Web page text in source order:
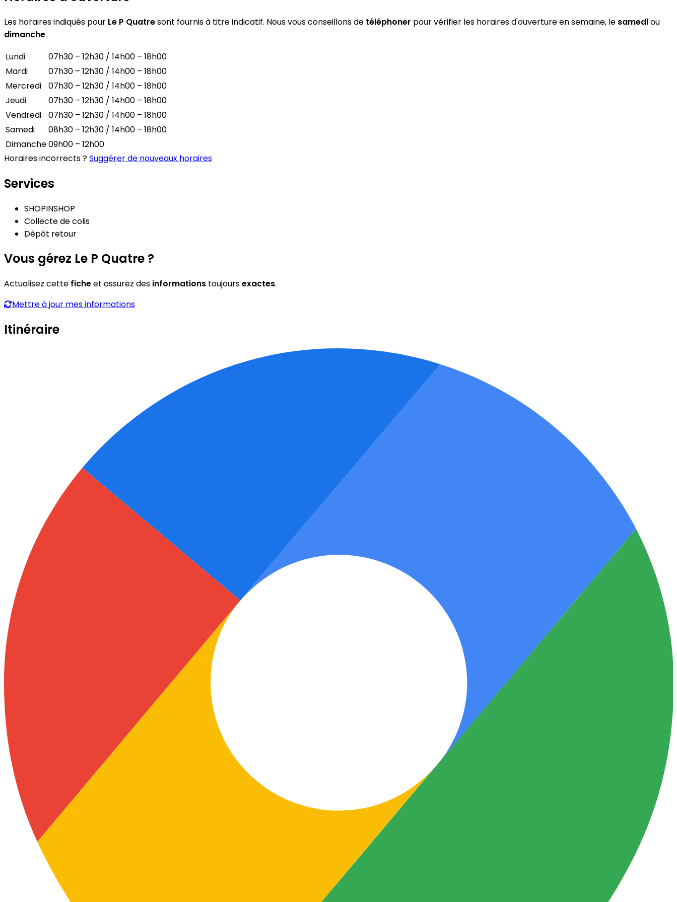
Les horaires indiqués pour Le P Quatresont fournis à titre indicatif. Nous vous conseillons de téléphoner pour vérifier les horaires d'ouverture en semaine, le samediou
dimanche.
Lundi
07h30 – 12h30 / 14h00 – 18h00
Mardi
07h30 – 12h30 / 14h00 – 18h00
Mercredi
07h30 – 12h30 / 14h00 – 18h00
Jeudi
07h30 – 12h30 / 14h00 – 18h00
Vendredi
07h30 – 12h30 / 14h00 – 18h00
Samedi
08h30 – 12h30 / 14h00 – 18h00
Dimanche09h00 – 12h00
Horaires incorrects ?Suggérer de nouveaux horaires
Services
SHOPINSHOP
Collecte de colis
Dépôt retour
Vous gérez Le P Quatre ?
Actualisez cette ficheet assurez des informations toujoursexactes.
Mettre à jour mes informations
Itinéraire